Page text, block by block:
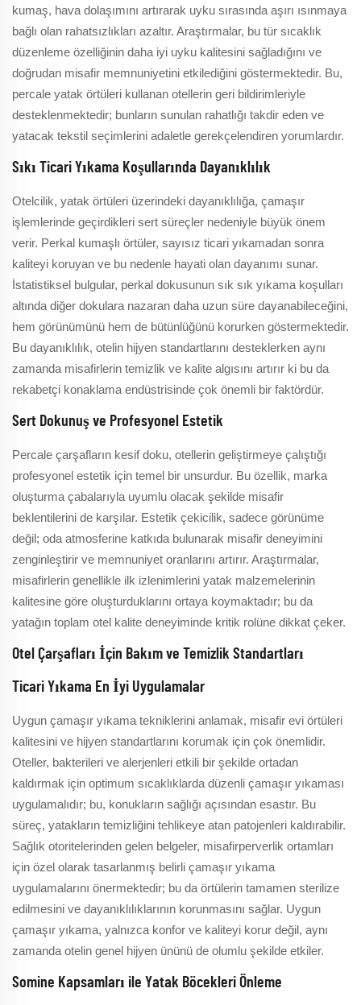
kumaş, hava dolaşımını artırarak uyku sırasında aşırı ısınmaya
bağlı olan rahatsızlıkları azaltır. Araştırmalar, bu tür sıcaklık
düzenleme özelliğinin daha iyi uyku kalitesini sağladığını ve
doğrudan misafir memnuniyetini etkilediğini göstermektedir. Bu,
percale yatak örtüleri kullanan otellerin geri bildirimleriyle
desteklenmektedir; bunların sunulan rahatlığı takdir eden ve
yatacak tekstil seçimlerini adaletle gerekçelendiren yorumlardır.
Sıkı Ticari Yıkama Koşullarında Dayanıklılık
Otelcilik, yatak örtüleri üzerindeki dayanıklılığa, çamaşır
işlemlerinde geçirdikleri sert süreçler nedeniyle büyük önem
verir. Perkal kumaşlı örtüler, sayısız ticari yıkamadan sonra
kaliteyi koruyan ve bu nedenle hayati olan dayanımı sunar.
İstatistiksel bulgular, perkal dokusunun sık sık yıkama koşulları
altında diğer dokulara nazaran daha uzun süre dayanabileceğini,
hem görünümünü hem de bütünlüğünü korurken göstermektedir.
Bu dayanıklılık, otelin hijyen standartlarını desteklerken aynı
zamanda misafirlerin temizlik ve kalite algısını artırır ki bu da
rekabetçi konaklama endüstrisinde çok önemli bir faktördür.
Sert Dokunuş ve Profesyonel Estetik
Percale çarşafların kesif doku, otellerin geliştirmeye çalıştığı
profesyonel estetik için temel bir unsurdur. Bu özellik, marka
oluşturma çabalarıyla uyumlu olacak şekilde misafir
beklentilerini de karşılar. Estetik çekicilik, sadece görünüme
değil; oda atmosferine katkıda bulunarak misafir deneyimini
zenginleştirir ve memnuniyet oranlarını artırır. Araştırmalar,
misafirlerin genellikle ilk izlenimlerini yatak malzemelerinin
kalitesine göre oluşturduklarını ortaya koymaktadır; bu da
yatağın toplam otel kalite deneyiminde kritik rolüne dikkat çeker.
Otel Çarşafları İçin Bakım ve Temizlik Standartları
Ticari Yıkama En İyi Uygulamalar
Uygun çamaşır yıkama tekniklerini anlamak, misafir evi örtüleri
kalitesini ve hijyen standartlarını korumak için çok önemlidir.
Oteller, bakterileri ve alerjenleri etkili bir şekilde ortadan
kaldırmak için optimum sıcaklıklarda düzenli çamaşır yıkaması
uygulamalıdır; bu, konukların sağlığı açısından esastır. Bu
süreç, yatakların temizliğini tehlikeye atan patojenleri kaldırabilir.
Sağlık otoritelerinden gelen belgeler, misafirperverlik ortamları
için özel olarak tasarlanmış belirli çamaşır yıkama
uygulamalarını önermektedir; bu da örtülerin tamamen sterilize
edilmesini ve dayanıklılıklarının korunmasını sağlar. Uygun
çamaşır yıkama, yalnızca konfor ve kaliteyi korur değil, aynı
zamanda otelin genel hijyen ününü de olumlu şekilde etkiler.
Somine Kapsamları ile Yatak Böcekleri Önleme